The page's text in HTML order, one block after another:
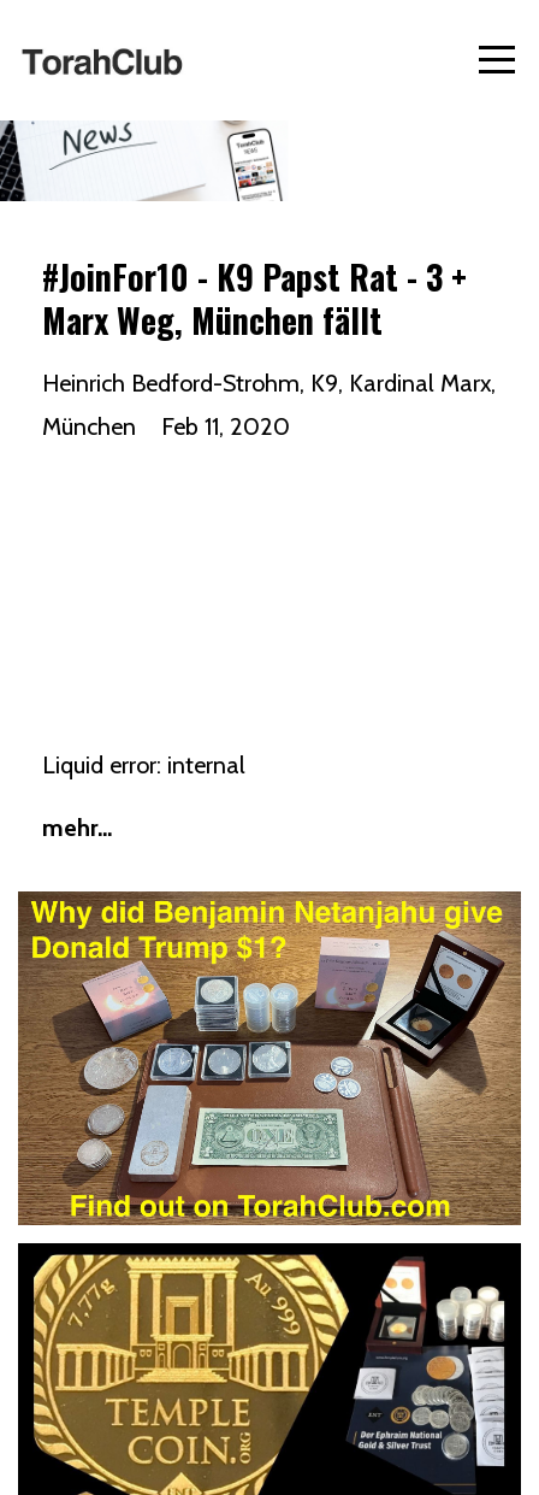
#JoinFor10 - K9 Papst Rat - 3 +
Marx Weg, München fällt
Heinrich Bedford-Strohm K9 Kardinal Marx
München
Feb 11, 2020
Liquid error: internal
mehr...